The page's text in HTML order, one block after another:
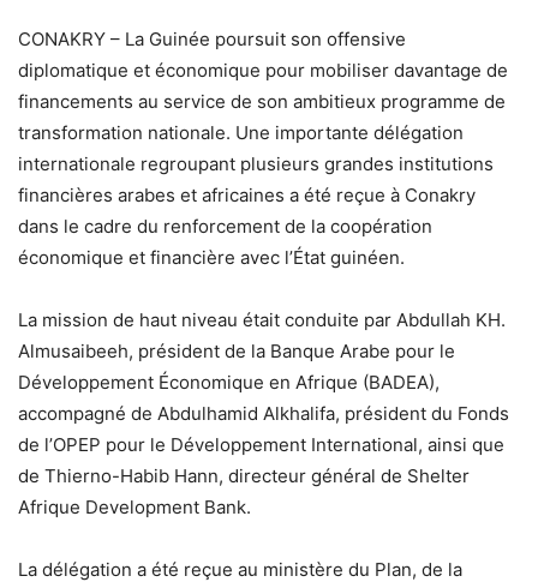
CONAKRY – La Guinée poursuit son offensive
diplomatique et économique pour mobiliser davantage de
financements au service de son ambitieux programme de
transformation nationale. Une importante délégation
internationale regroupant plusieurs grandes institutions
financières arabes et africaines a été reçue à Conakry
dans le cadre du renforcement de la coopération
économique et financière avec l’État guinéen.
La mission de haut niveau était conduite par Abdullah KH.
Almusaibeeh, président de la Banque Arabe pour le
Développement Économique en Afrique (BADEA),
accompagné de Abdulhamid Alkhalifa, président du Fonds
de l’OPEP pour le Développement International, ainsi que
de Thierno-Habib Hann, directeur général de Shelter
Afrique Development Bank.
La délégation a été reçue au ministère du Plan, de la